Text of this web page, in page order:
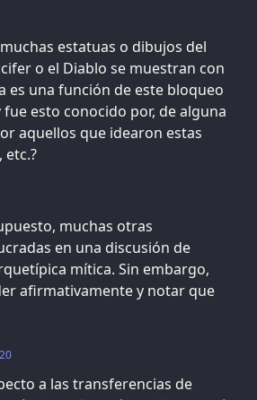
estatuas o dibujos del
o el Diablo se muestran con
es una función de este bloqueo
esto conocido por, de alguna
aquellos que idearon estas
etc.?
muchas otras
en una discusión de
mítica. Sin embargo,
afirmativamente y notar que
a las transferencias de